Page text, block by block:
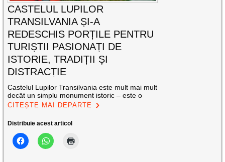
CASTELUL LUPILOR
TRANSILVANIA ȘI-A
REDESCHIS PORȚILE PENTRU
TURIȘTII PASIONAȚI DE
ISTORIE, TRADIȚII ȘI
DISTRACȚIE
Castelul Lupilor Transilvania este mult mai mult
decât un simplu monument istoric – este o
CITEȘTE MAI DEPARTE
Distribuie acest articol